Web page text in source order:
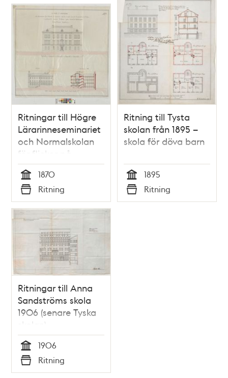
Ritningar till Högre
Lärarinneseminariet
och Normalskolan
för flickor på
Östermalm 1870
Tid
1870
Typ
Ritning
Ritning till Tysta
skolan från 1895 –
skola för döva barn
Tid
1895
Typ
Ritning
Ritningar till Anna
Sandströms skola
1906 (senare Tyska
skolan)
Tid
1906
Typ
Ritning